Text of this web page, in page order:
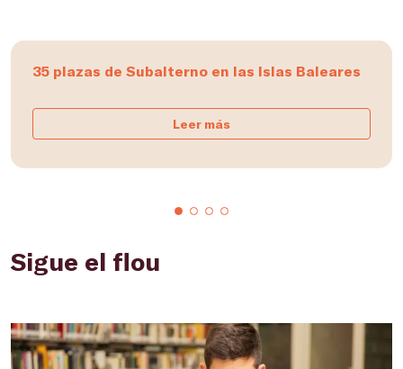
35 plazas de Subalterno en las Islas Baleares
Leer más
Sigue el flou